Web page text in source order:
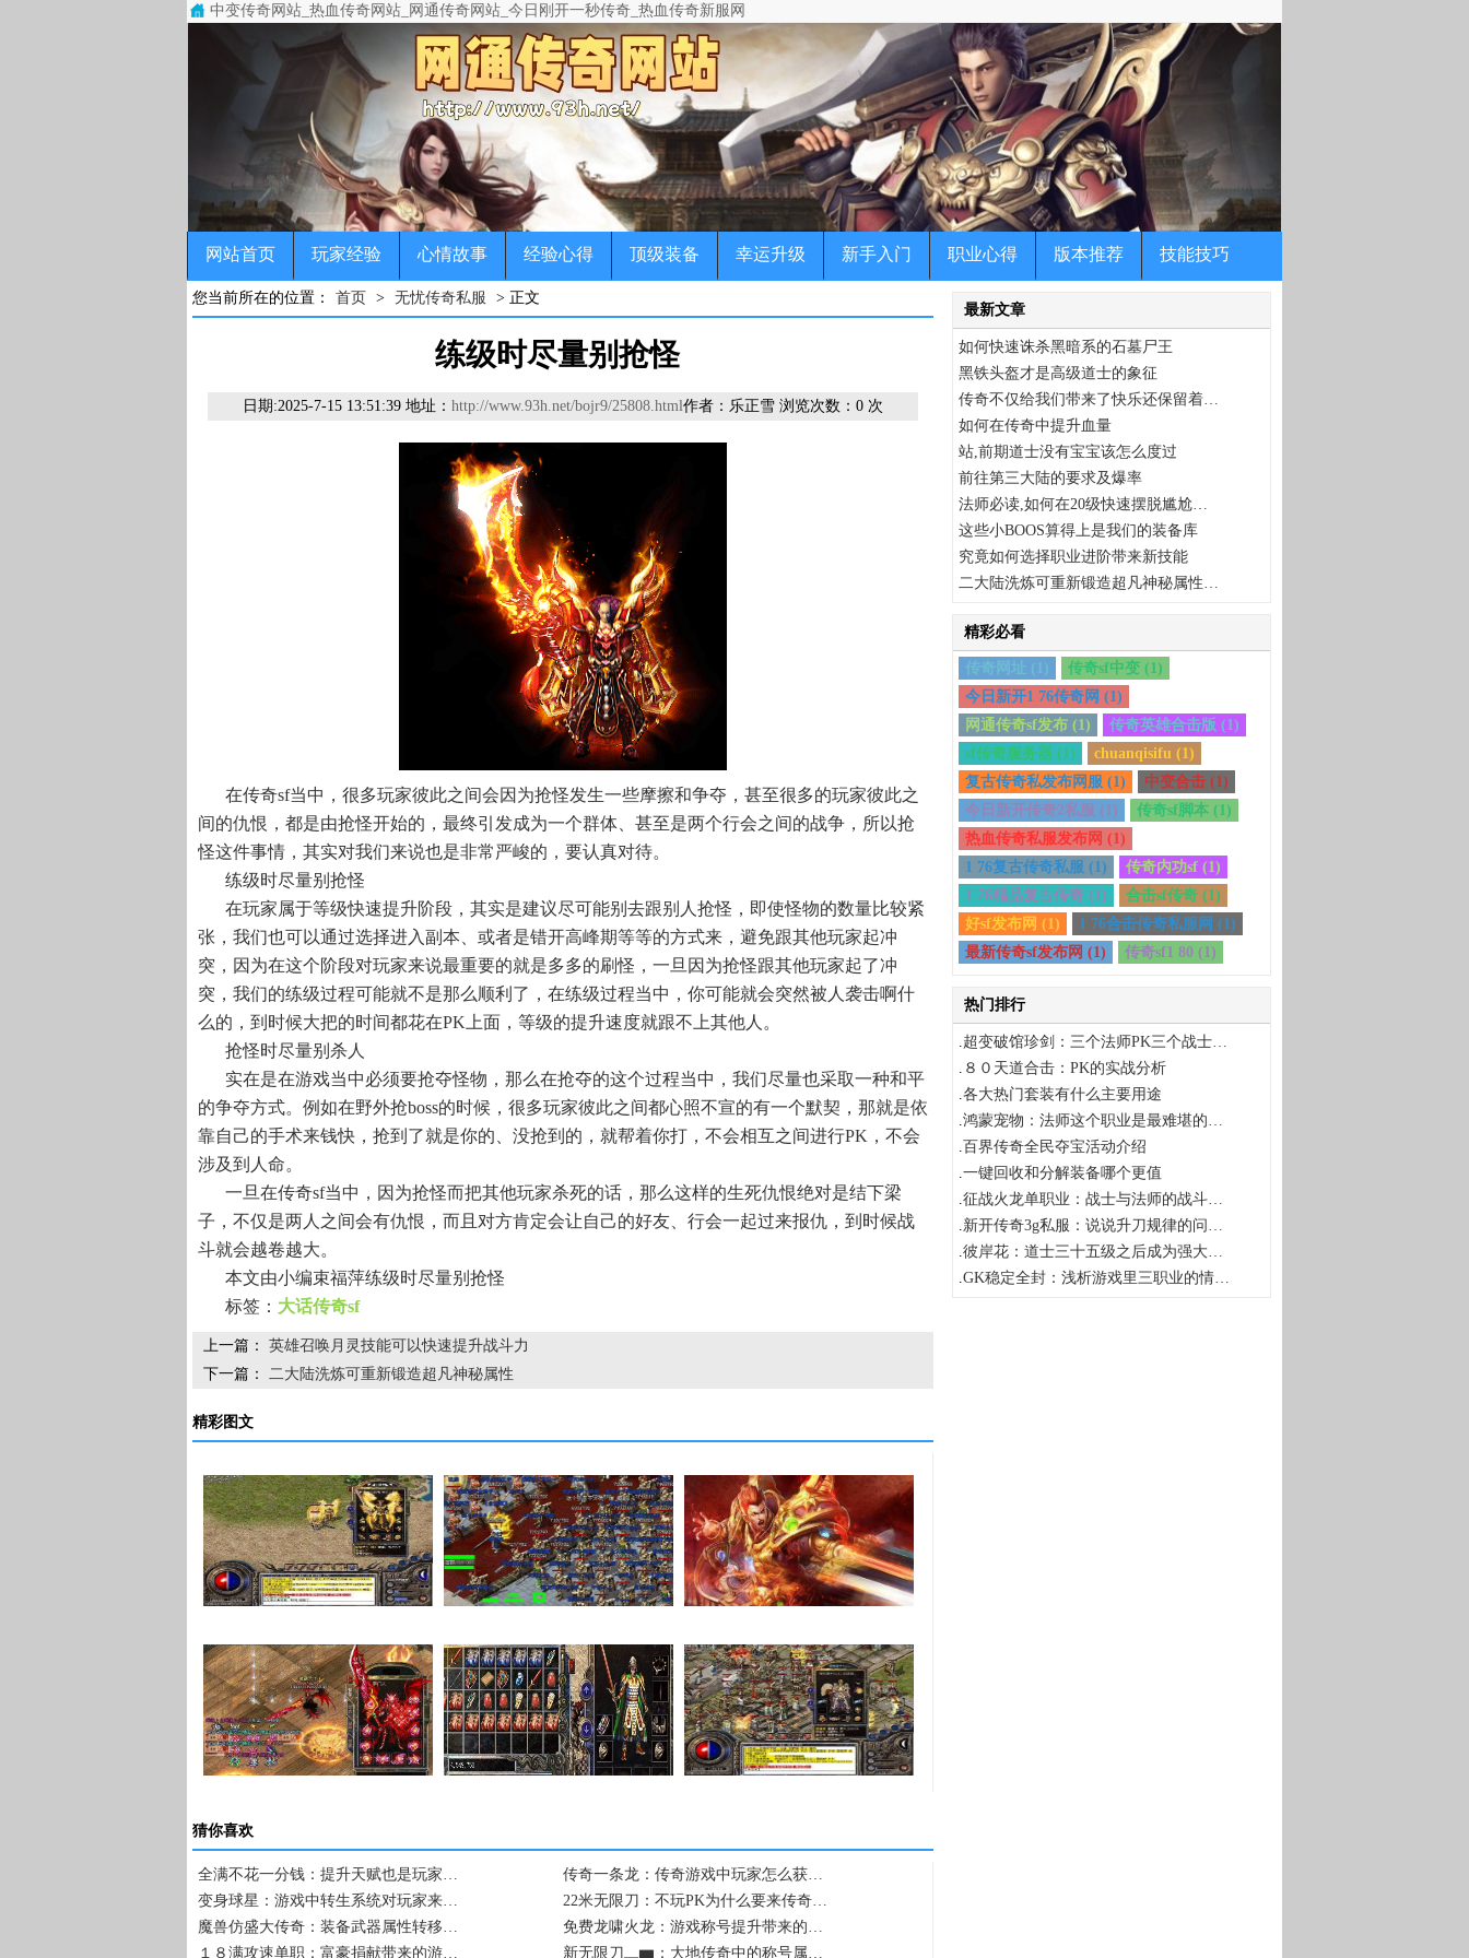
中变传奇网站_热血传奇网站_网通传奇网站_今日刚开一秒传奇_热血传奇新服网
中变传奇网站(www.93h.net)专注于变态传奇,超级变态传奇,超变态传奇等版本传奇新开网站,让每一位老传奇私服玩家体验什么叫超级变态传奇，我们长期提供微变
传奇，变态传奇，单职业传奇，超变传奇，宠物传奇，微变传奇，公益传奇，中变传奇，各种版本让玩你一次玩个爽！！
网站首页 玩家经验 心情故事 经验心得 顶级装备 幸运升级 新手入门 职业心得 版本推荐 技能技巧
您当前所在的位置： 首页 > 无忧传奇私服 > 正文
练级时尽量别抢怪
日期:2025-7-15 13:51:39 地址： http://www.93h.net/bojr9/25808.html作者：乐正雪 浏览次数： 0 次
在传奇sf当中，很多玩家彼此之间会因为抢怪发生一些摩擦和争夺，甚至很多的玩家彼此之
间的仇恨，都是由抢怪开始的，最终引发成为一个群体、甚至是两个行会之间的战争，所以抢
怪这件事情，其实对我们来说也是非常严峻的，要认真对待。
练级时尽量别抢怪
在玩家属于等级快速提升阶段，其实是建议尽可能别去跟别人抢怪，即使怪物的数量比较紧
张，我们也可以通过选择进入副本、或者是错开高峰期等等的方式来，避免跟其他玩家起冲
突，因为在这个阶段对玩家来说最重要的就是多多的刷怪，一旦因为抢怪跟其他玩家起了冲
突，我们的练级过程可能就不是那么顺利了，在练级过程当中，你可能就会突然被人袭击啊什
么的，到时候大把的时间都花在PK上面，等级的提升速度就跟不上其他人。
抢怪时尽量别杀人
实在是在游戏当中必须要抢夺怪物，那么在抢夺的这个过程当中，我们尽量也采取一种和平
的争夺方式。例如在野外抢boss的时候，很多玩家彼此之间都心照不宣的有一个默契，那就是依
靠自己的手术来钱快，抢到了就是你的、没抢到的，就帮着你打，不会相互之间进行PK，不会
涉及到人命。
一旦在传奇sf当中，因为抢怪而把其他玩家杀死的话，那么这样的生死仇恨绝对是结下梁
子，不仅是两人之间会有仇恨，而且对方肯定会让自己的好友、行会一起过来报仇，到时候战
斗就会越卷越大。
本文由小编束福萍练级时尽量别抢怪
标签： 大话传奇sf
上一篇： 英雄召唤月灵技能可以快速提升战斗力
下一篇： 二大陆洗炼可重新锻造超凡神秘属性
精彩图文
在传奇私服里面如何… 法师的感化也就是提… 主体无法锁定英雄的…
猜你喜欢
全满不花一分钱：提升天赋也是玩家…
传奇一条龙：传奇游戏中玩家怎么获…
变身球星：游戏中转生系统对玩家来…
22米无限刀：不玩PK为什么要来传奇…
魔兽仿盛大传奇：装备武器属性转移…
免费龙啸火龙：游戏称号提升带来的…
１８满攻速单职：富豪捐献带来的游…
新无限刀▂▆：大地传奇中的称号属…
最新文章
如何快速诛杀黑暗系的石墓尸王
黑铁头盔才是高级道士的象征
传奇不仅给我们带来了快乐还保留着…
如何在传奇中提升血量
站,前期道士没有宝宝该怎么度过
前往第三大陆的要求及爆率
法师必读,如何在20级快速摆脱尴尬…
这些小BOOS算得上是我们的装备库
究竟如何选择职业进阶带来新技能
二大陆洗炼可重新锻造超凡神秘属性…
精彩必看
传奇网址 (1)
传奇sf中变 (1)
今日新开1 76传奇网 (1)
网通传奇sf发布 (1)
传奇英雄合击版 (1)
sf传奇服务器 (1)
chuanqisifu (1)
复古传奇私发布网服 (1)
中变合击 (1)
今日新开传奇2私服 (1)
传奇sf脚本 (1)
热血传奇私服发布网 (1)
1 76复古传奇私服 (1)
传奇内功sf (1)
1 76精品复古传奇 (1)
合击sf传奇 (1)
好sf发布网 (1)
1 76合击传奇私服网 (1)
最新传奇sf发布网 (1)
传奇sf1 80 (1)
热门排行
.超变破馆珍剑：三个法师PK三个战士…
. ８０天道合击：PK的实战分析
.各大热门套装有什么主要用途
.鸿蒙宠物：法师这个职业是最难堪的…
.百界传奇全民夺宝活动介绍
.一键回收和分解装备哪个更值
.征战火龙单职业：战士与法师的战斗…
.新开传奇3g私服：说说升刀规律的问…
.彼岸花：道士三十五级之后成为强大…
.GK稳定全封：浅析游戏里三职业的情…